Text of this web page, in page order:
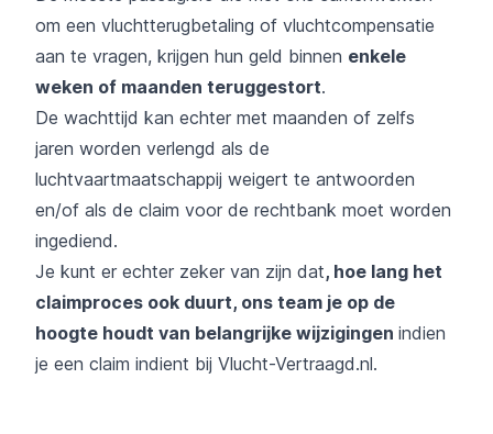
om een vluchtterugbetaling of vluchtcompensatie
aan te vragen, krijgen hun geld binnen enkele
weken of maanden teruggestort.
De wachttijd kan echter met maanden of zelfs
jaren worden verlengd als de
luchtvaartmaatschappij weigert te antwoorden
en/of als de claim voor de rechtbank moet worden
ingediend.
Je kunt er echter zeker van zijn dat, hoe lang het
claimproces ook duurt, ons team je op de
hoogte houdt van belangrijke wijzigingen indien
je een claim indient bij Vlucht-Vertraagd.nl.